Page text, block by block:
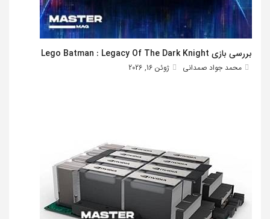
بررسی بازی Lego Batman : Legacy Of The Dark Knight
محمد جواد صمدانی ژوئن 16, 2026